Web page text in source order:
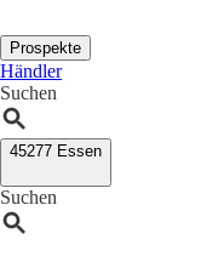
Prospekte
Händler
Suchen
45277 Essen
Suchen